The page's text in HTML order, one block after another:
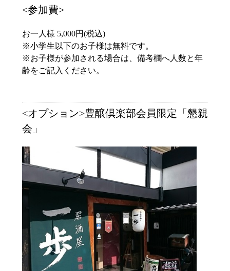
<参加費>
お一人様 5,000円(税込)
※小学生以下のお子様は無料です。
※お子様が参加される場合は、備考欄へ人数と年
齢をご記入ください。
<オプション>豊醸倶楽部会員限定「懇親
会」